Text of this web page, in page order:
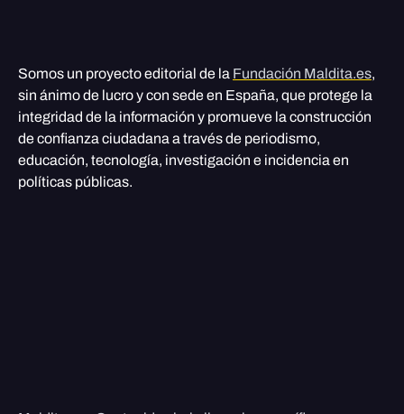
Somos un proyecto editorial de la Fundación Maldita.es,
sin ánimo de lucro y con sede en España, que protege la
integridad de la información y promueve la construcción
de confianza ciudadana a través de periodismo,
educación, tecnología, investigación e incidencia en
políticas públicas.